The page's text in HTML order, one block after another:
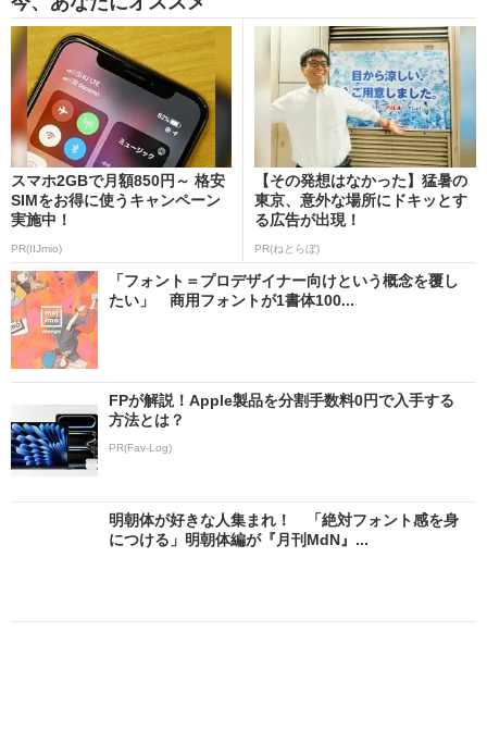
スマホ2GBで月額850円～ 格安
SIMをお得に使うキャンペーン
実施中！
PR(IIJmio)
【その発想はなかった】猛暑の
東京、意外な場所にドキッとす
る広告が出現！
PR(ねとらぼ)
「フォント＝プロデザイナー向けという概念を覆し
たい」 商用フォントが1書体100...
FPが解説！Apple製品を分割手数料0円で入手する
方法とは？
PR(Fav-Log)
明朝体が好きな人集まれ！ 「絶対フォント感を身
につける」明朝体編が『月刊MdN』...